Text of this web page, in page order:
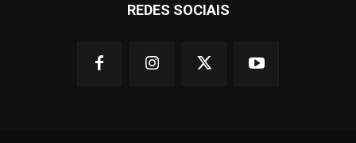
REDES SOCIAIS